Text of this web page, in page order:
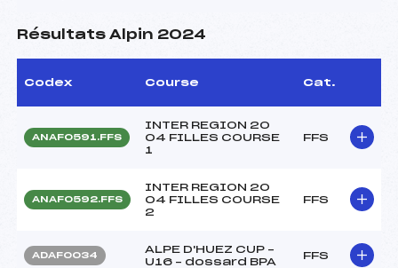
Résultats Alpin 2024
Codex Course Cat.
ANAF0591.FFS
INTER REGION 20
04 FILLES COURSE
1
FFS
ANAF0592.FFS
INTER REGION 20
04 FILLES COURSE
2
FFS
ADAF0034
ALPE D'HUEZ CUP –
U16 – dossard BPA
FFS